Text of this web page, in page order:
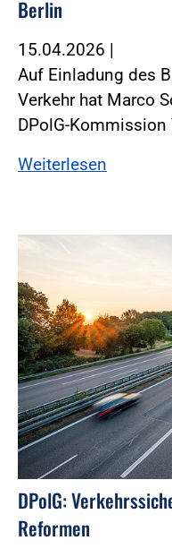
Berlin
15.04.2026 |
Auf Einladung des
Verkehr hat Marco
DPolG-Kommission
Weiterlesen
DPolG:
Reformen